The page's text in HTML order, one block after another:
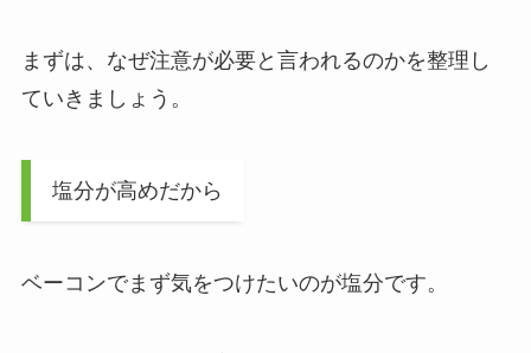
まずは、なぜ注意が必要と言われるのかを整理し
ていきましょう。
塩分が高めだから
ベーコンでまず気をつけたいのが塩分です。